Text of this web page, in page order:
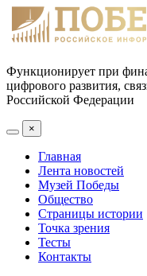
Функционирует при
цифрового развития,
Российской Федерации
×
Главная
Лента новостей
Музей Победы
Общество
Страницы истории
Точка зрения
Тесты
Контакты